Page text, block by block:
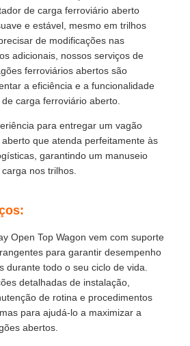
de carga ferroviário aberto
e estável, mesmo em trilhos
de modificações nas
adicionais, nossos serviços de
ferroviários abertos são
a eficiência e a funcionalidade
carga ferroviário aberto.
para entregar um vagão
que atenda perfeitamente às
garantindo um manuseio
nos trilhos.
Open Top Wagon vem com suporte
para garantir desempenho
durante todo o seu ciclo de vida.
detalhadas de instalação,
de rotina e procedimentos
para ajudá-lo a maximizar a
abertos.